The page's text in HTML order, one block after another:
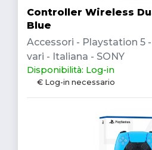
Controller Wireless
Blue
Accessori - Playstation 5
vari - Italiana - SONY
Disponibilità: Log-in
€ Log-in necessario